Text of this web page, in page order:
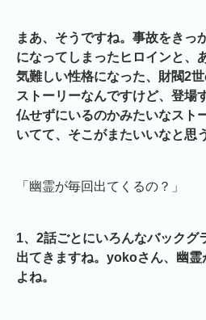
まあ、そうですね。事故をきっ
になってしまったヒロインと、
気難しい性格になった、財閥2
ストーリーなんですけど、登場
仏せずにいるのかみたいなスト
いてて、そこがまたいいなと思
「幽霊が毎回出てくるの？」
1、2話ごとにいろんなバックグ
出てきますね。yokoさん、幽
よね。